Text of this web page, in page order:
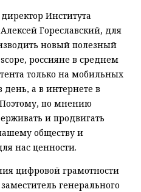
Института
Гореславский, для
новый полезный
россияне в среднем
только на мобильных
день, а в интернете в
по мнению
и продвигать
обществу и
нас ценности.
цифровой грамотности
генерального